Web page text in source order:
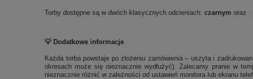
Torby dostępne są w dwóch klasycznych odcieniach: czarnym oraz
💡 Dodatkowe informacje
Każda torba powstaje po złożeniu zamówienia – uszyta i
okresach może się nieznacznie wydłużyć). Zalecamy pranie w
nieznacznie różnić w zależności od ustawień monitora lub ekranu